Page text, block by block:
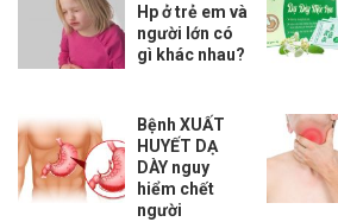
Hp ở trẻ em và
người lớn có
gì khác nhau?
Bệnh XUẤT
HUYẾT DẠ
DÀY nguy
hiểm chết
người